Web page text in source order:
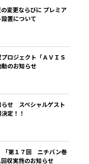
変更ならびに プレミア
置について
ロジェクト「ＡＶＩＳ
のお知らせ
せ スペシャルゲスト
定！！
「第１７回 ニチバン巻
収実施のお知らせ